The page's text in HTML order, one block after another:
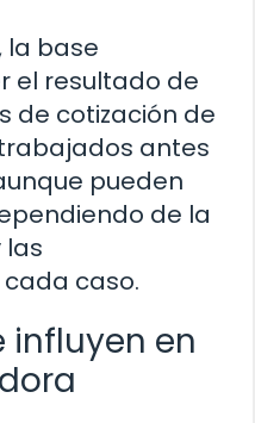
la base
el resultado de
de cotización de
antes
pueden
de la
las
caso.
influyen en